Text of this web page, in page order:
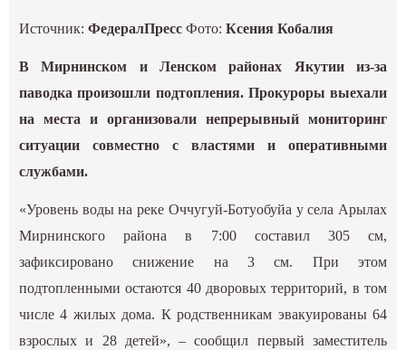
Источник:ФедералПрессФото:Ксения Кобалия
В Мирнинском и Ленском районах Якутии из-за
паводка произошли подтопления. Прокуроры выехали
на места и организовали непрерывный мониторинг
ситуации совместно с властями и оперативными
службами.
«Уровень воды на реке Оччугуй-Ботуобуйа у села Арылах
Мирнинского района в 7:00 составил 305 см,
зафиксировано снижение на 3 см. При этом
подтопленными остаются 40 дворовых территорий, в том
числе 4 жилых дома. К родственникам эвакуированы 64
взрослых и 28 детей», –сообщил первый заместитель